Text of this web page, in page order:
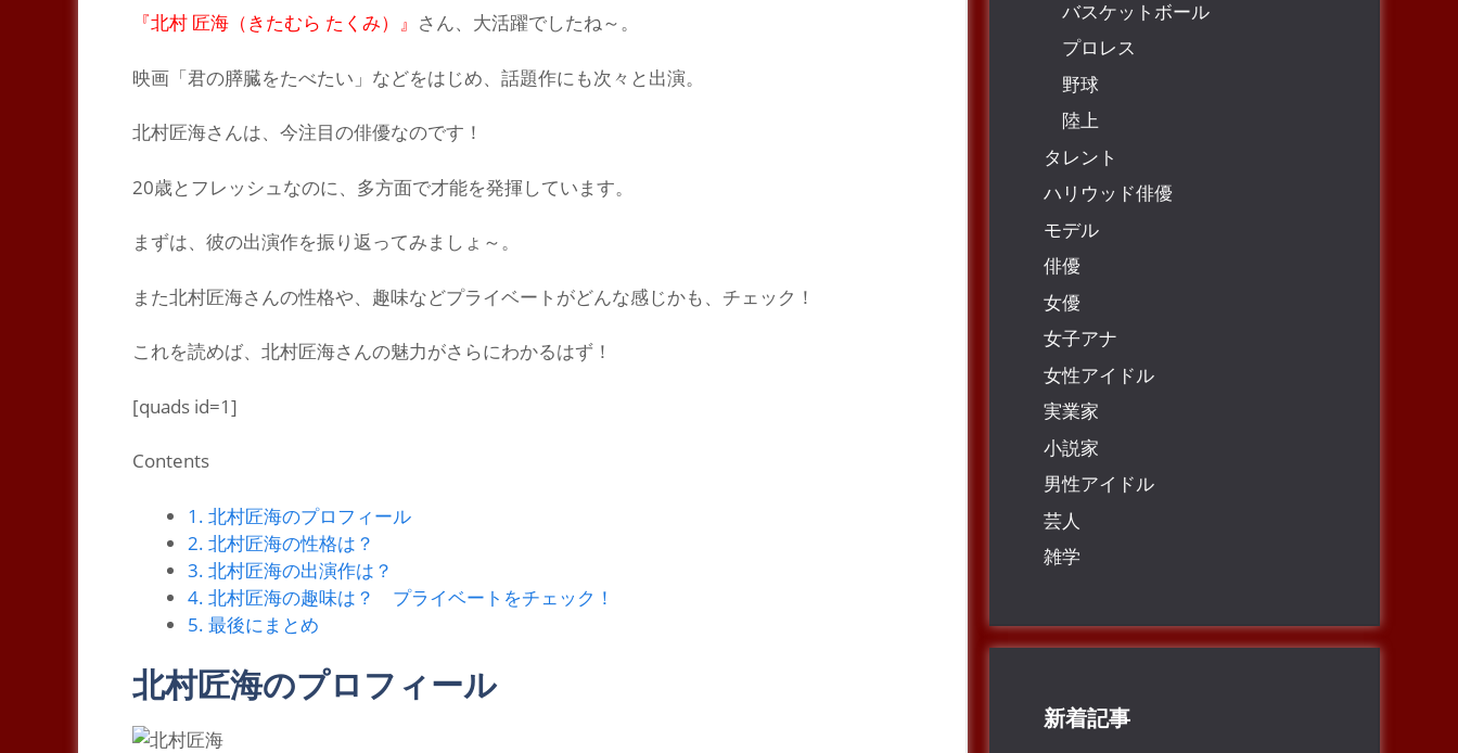
『北村 匠海（きたむら たくみ）』 さん、大活躍でしたね～。
映画 「君の膵臓をたべたい」 などをはじめ、話題作にも次々と出演。
北村匠海さんは、今注目の俳優なのです！
20歳とフレッシュなのに、多方面で才能を発揮しています。
まずは、彼の出演作を振り返ってみましょ～。
また北村匠海さんの性格や、 趣味などプライベート がどんな感じかも、チェック！
これを読めば、北村匠海さんの魅力がさらにわかるはず！
[quads id=1]
Contents
1. 北村匠海のプロフィール
2. 北村匠海の性格は？
3. 北村匠海の出演作は？
4. 北村匠海の趣味は？ プライベートをチェック！
5. 最後にまとめ
北村匠海のプロフィール
バスケットボール
プロレス
野球
陸上
タレント
ハリウッド俳優
モデル
俳優
女優
女子アナ
女性アイドル
実業家
小説家
男性アイドル
芸人
雑学
新着記事